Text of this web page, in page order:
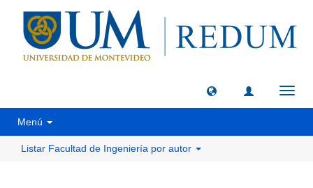
Menú
Listar Facultad de Ingeniería por autor